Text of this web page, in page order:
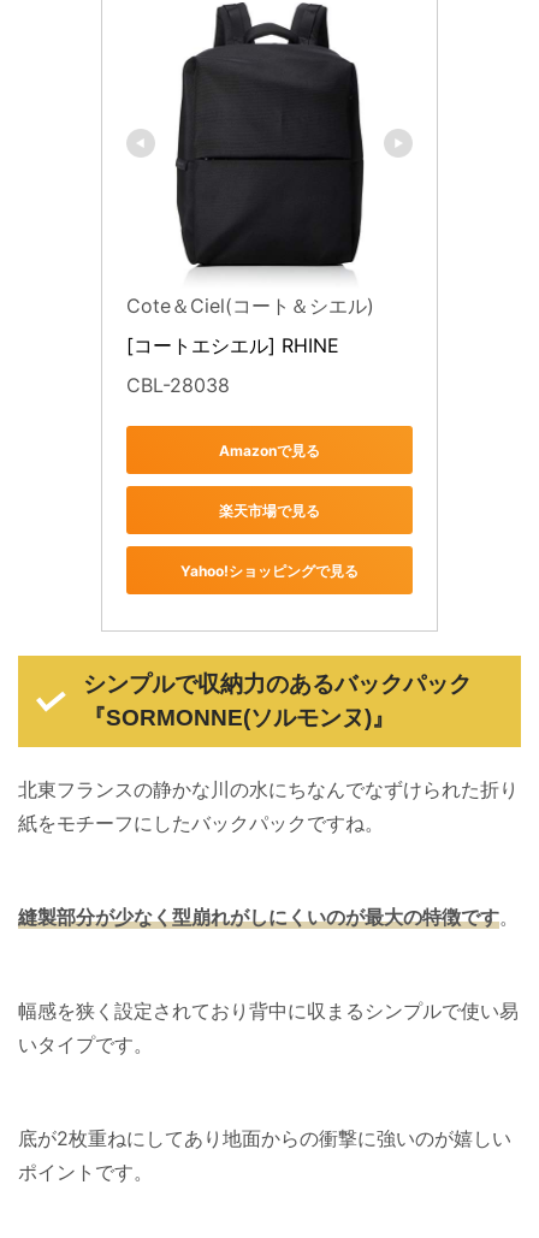
Cote＆Ciel(コート＆シエル)
[コートエシエル] RHINE
CBL-28038
Amazonで見る
楽天市場で見る
Yahoo!ショッピングで見る
シンプルで収納力のあるバックパック
『SORMONNE(ソルモンヌ)』
北東フランスの静かな川の水にちなんでなずけられた折り
紙をモチーフにしたバックパックですね。
縫製部分が少なく型崩れがしにくいのが最大の特徴です。
幅感を狭く設定されており背中に収まるシンプルで使い易
いタイプです。
底が2枚重ねにしてあり地面からの衝撃に強いのが嬉しい
ポイントです。